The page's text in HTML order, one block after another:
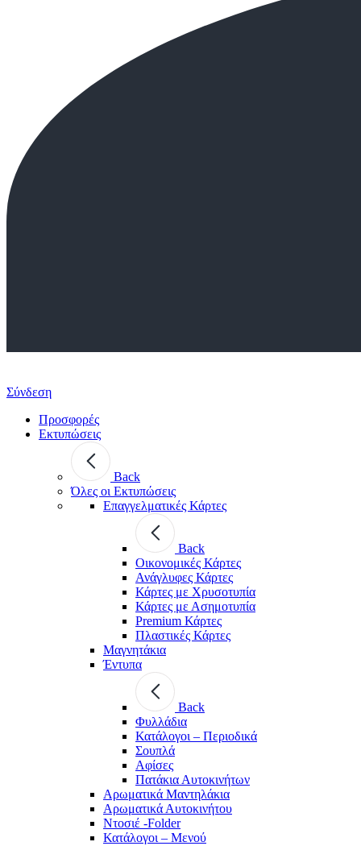
Σύνδεση
Προσφορές
Εκτυπώσεις
Back
Όλες οι Εκτυπώσεις
Επαγγελματικές Κάρτες
Back
Οικονομικές Κάρτες
Ανάγλυφες Κάρτες
Κάρτες με Χρυσοτυπία
Κάρτες με Ασημοτυπία
Premium Κάρτες
Πλαστικές Κάρτες
Μαγνητάκια
Έντυπα
Back
Φυλλάδια
Κατάλογοι – Περιοδικά
Σουπλά
Αφίσες
Πατάκια Αυτοκινήτων
Αρωματικά Μαντηλάκια
Αρωματικά Αυτοκινήτου
Ντοσιέ -Folder
Κατάλογοι – Μενού